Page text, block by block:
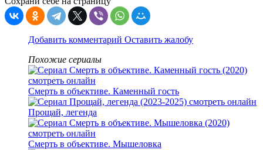
Добавить комментарий Оставить жалобу
Похожие сериалы
Смерть в объективе. Каменный гость
Прощай, легенда
Смерть в объективе. Мышеловка